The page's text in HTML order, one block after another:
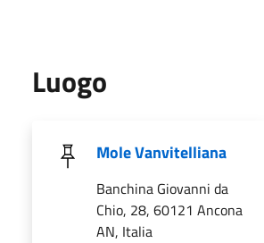
Luogo
Mole Vanvitelliana
Banchina Giovanni da
Chio, 28, 60121 Ancona
AN, Italia